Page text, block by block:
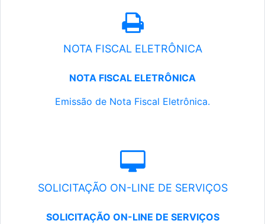
NOTA FISCAL ELETRÔNICA
NOTA FISCAL ELETRÔNICA
Emissão de Nota Fiscal Eletrônica.
SOLICITAÇÃO ON-LINE DE SERVIÇOS
SOLICITAÇÃO ON-LINE DE SERVIÇOS